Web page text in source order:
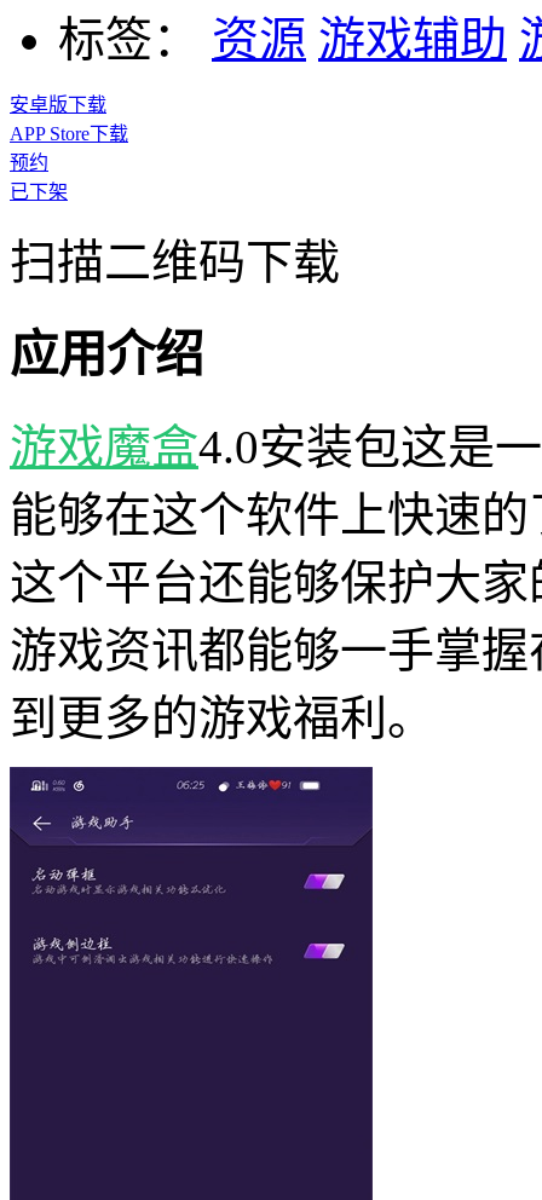
标签：
资源 游戏辅助
安卓版下载
APP Store下载
预约
已下架
扫描二维码下载
应用介绍
游戏魔盒4.0安装包这是
能够在这个软件上快速
这个平台还能够保护大
游戏资讯都能够一手掌
到更多的游戏福利。